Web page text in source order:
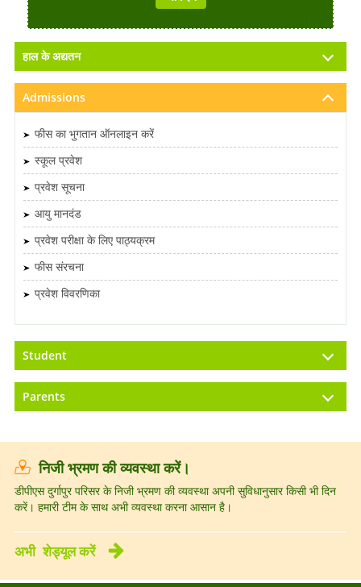
हाल के अद्यतन
Admissions
फीस का भुगतान ऑनलाइन करें
स्कूल प्रवेश
प्रवेश सूचना
आयु मानदंड
प्रवेश परीक्षा के लिए पाठ्यक्रम
फीस संरचना
प्रवेश विवरणिका
Student
Parents
निजी भ्रमण की व्यवस्था करें।
डीपीएस दुर्गापुर परिसर के निजी भ्रमण की व्यवस्था अपनी सुविधानुसार किसी भी दिन
करें। हमारी टीम के साथ अभी व्यवस्था करना आसान है।
अभी शेड्यूल करें